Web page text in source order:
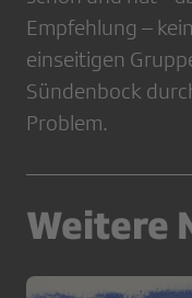
Empfehlung –
einseitigen
Sündenbock
Problem.
Weitere